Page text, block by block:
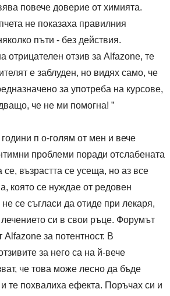
повече доверие от химията.
не показаха правилния
пъти - без действия.
отрицателен отзив за Alfazone, те
е заблуден, но видях само, че
за употреба на курсове,
че не ми помогна! ”
п о-голям от мен и вече
проблеми поради отслабената
се, възрастта се усеща, но аз все
която се нуждае от редовен
се съгласи да отиде при лекаря,
си в свои ръце. Форумът
за потентност. В
за него са на й-вече
че това може лесно да бъде
те похвалиха ефекта. Поръчах си и